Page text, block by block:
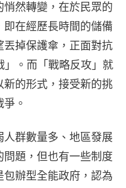
然轉變，在於民眾的
在經歷長時間的儲備
掉保護傘，正面對抗
。而「戰略反攻」就
的形式，接受新的挑
。
群數量多、地區發展
題，但也有一些制度
辦型全能政府，認為